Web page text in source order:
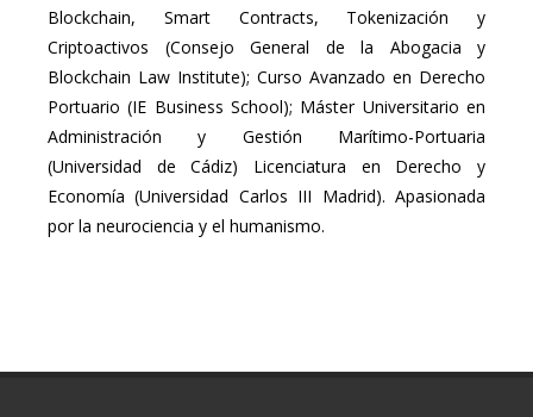
Blockchain, Smart Contracts, Tokenización y
Criptoactivos (Consejo General de la Abogacia y
Blockchain Law Institute); Curso Avanzado en Derecho
Portuario (IE Business School); Máster Universitario en
Administración y Gestión Marítimo-Portuaria
(Universidad de Cádiz) Licenciatura en Derecho y
Economía (Universidad Carlos III Madrid). Apasionada
por la neurociencia y el humanismo.